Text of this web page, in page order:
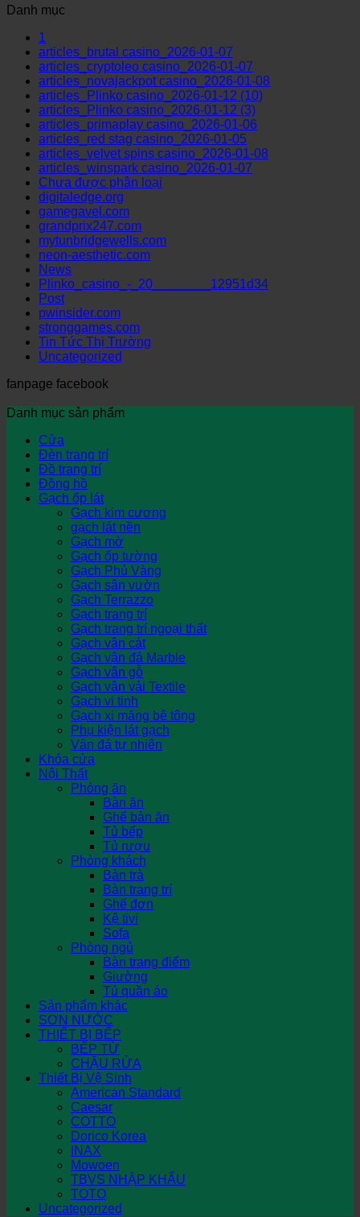
Danh mục
1
articles_brutal casino_2026-01-07
articles_cryptoleo casino_2026-01-07
articles_novajackpot casino_2026-01-08
articles_Plinko casino_2026-01-12 (10)
articles_Plinko casino_2026-01-12 (3)
articles_primaplay casino_2026-01-06
articles_red stag casino_2026-01-05
articles_velvet spins casino_2026-01-08
articles_winspark casino_2026-01-07
Chưa được phân loại
digitaledge.org
gamegavel.com
grandprix247.com
mytunbridgewells.com
neon-aesthetic.com
News
Plinko_casino_-_20________12951d34
Post
pwinsider.com
stronggames.com
Tin Tức Thị Trường
Uncategorized
fanpage facebook
Danh mục sản phẩm
Cửa
Đèn trang trí
Đồ trang trí
Đồng hồ
Gạch ốp lát
Gạch kim cương
gạch lát nền
Gạch mờ
Gạch ốp tường
Gạch Phủ Vàng
Gạch sân vườn
Gạch Terrazzo
Gạch trang trí
Gạch trang trí ngoại thất
Gạch vân cát
Gạch vân đá Marble
Gạch vân gỗ
Gạch vân vải Textile
Gạch vi tinh
Gạch xi măng bê tông
Phụ kiện lát gạch
Vân đá tự nhiên
Khóa cửa
Nội Thất
Phòng ăn
Bàn ăn
Ghế bàn ăn
Tủ bếp
Tủ rượu
Phòng khách
Bàn trà
Bàn trang trí
Ghế đơn
Kệ tivi
Sofa
Phòng ngủ
Bàn trang điểm
Giường
Tủ quần áo
Sản phẩm khác
SƠN NƯỚC
THIẾT BỊ BẾP
BẾP TỪ
CHẬU RỬA
Thiết Bị Vệ Sinh
American Standard
Caesar
COTTO
Dorico Korea
INAX
Mowoen
TBVS NHẬP KHẨU
TOTO
Uncategorized